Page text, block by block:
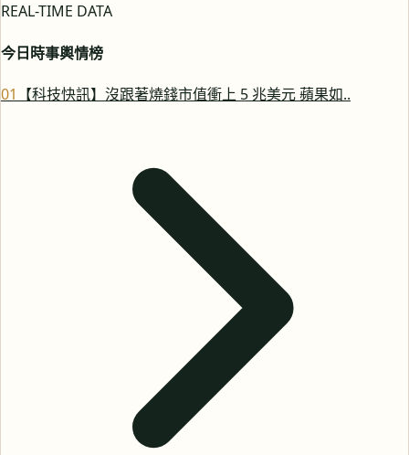
REAL-TIME DATA
今日時事輿情榜
01 【科技快訊】沒跟著燒錢市值衝上 5 兆美元 蘋果如..